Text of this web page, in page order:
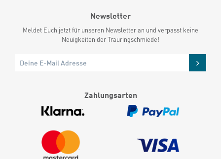
Newsletter
Meldet Euch jetzt für unseren Newsletter an und verpasst keine
Neuigkeiten der Trauringschmiede!
Zahlungsarten